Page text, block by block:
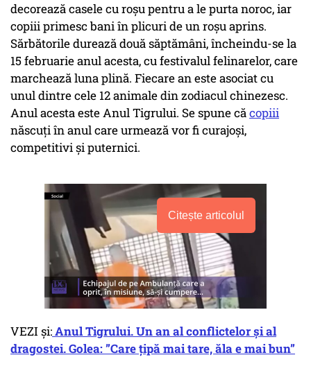
decorează casele cu roșu pentru a le purta noroc, iar
copiii primesc bani în plicuri de un roșu aprins.
Sărbătorile durează două săptămâni, încheindu-se la
15 februarie anul acesta, cu festivalul felinarelor, care
marchează luna plină. Fiecare an este asociat cu
unul dintre cele 12 animale din zodiacul chinezesc.
Anul acesta este Anul Tigrului. Se spune căcopiii
născuți în anul care urmează vor fi curajoși,
competitivi și puternici.
Citește articolul
VEZI și:Anul Tigrului. Un an al conflictelor și al
dragostei. Golea: ”Care țipă mai tare, ăla e mai bun”